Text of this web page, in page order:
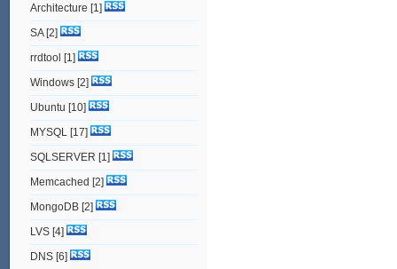
Architecture [1]
SA[2]
rrdtool [1]
Windows[2]
Ubuntu [10]
MYSQL [17]
SQLSERVER [1]
Memcached [2]
MongoDB[2]
LVS[4]
DNS[6]